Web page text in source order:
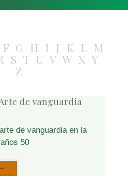
F G H I J K L M
S T U V W X Y
Z
de vanguardia
de vanguardia en la
50